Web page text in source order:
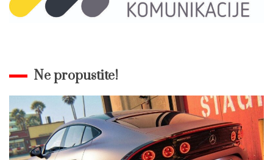
Ne propustite!